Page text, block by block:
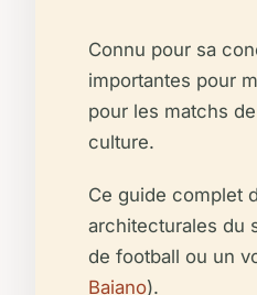
Connu pour sa
importantes pour
pour les matchs
culture.
Ce guide complet
architecturales du
de football ou un
Baiano).